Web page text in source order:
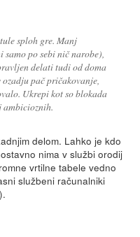
sploh gre. Manj
samo po sebi nič narobe),
delati tudi od doma
pač pričakovanje,
Ukrepi kot so blokada
ambicioznih.
delom. Lahko je kdo
nima v službi orodij
vrtilne tabele vedno
službeni računalniki